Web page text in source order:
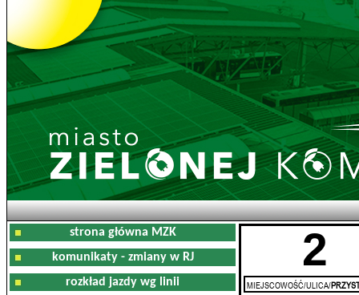
strona główna MZK
komunikaty - zmiany w RJ
rozkład jazdy wg linii
2
MIEJSCOWOŚĆ/ULICA/